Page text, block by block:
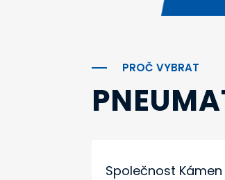
PROČ VYBRAT
Společnost